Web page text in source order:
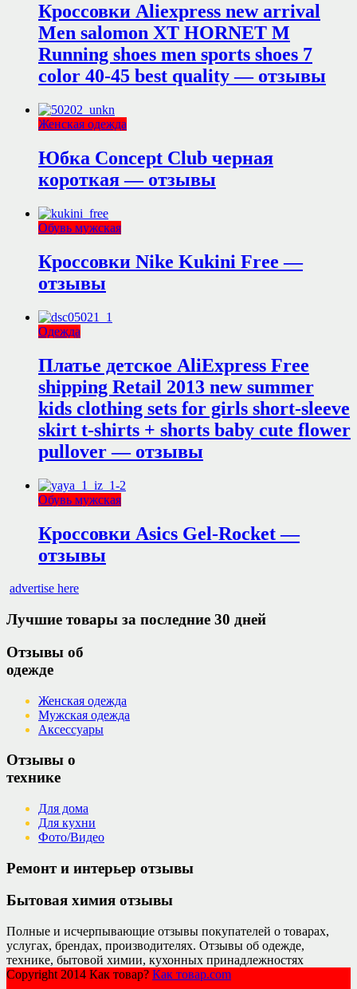
Кроссовки Aliexpress new arrival
Men salomon XT HORNET M
Running shoes men sports shoes 7
color 40-45 best quality — отзывы
Женская одежда
Юбка Concept Club черная
короткая — отзывы
Обувь мужская
Кроссовки Nike Kukini Free —
отзывы
Одежда
Платье детское AliExpress Free
shipping Retail 2013 new summer
kids clothing sets for girls short-sleeve
skirt t-shirts + shorts baby cute flower
pullover — отзывы
Обувь мужская
Кроссовки Asics Gel-Rocket —
отзывы
advertise here
Лучшие товары за последние 30 дней
Отзывы об
одежде
Женская одежда
Мужская одежда
Аксессуары
Отзывы о
технике
Для дома
Для кухни
Фото/Видео
Ремонт и интерьер отзывы
Бытовая химия отзывы
Полные и исчерпывающие отзывы покупателей о товарах,
услугах, брендах, производителях. Отзывы об одежде,
технике, бытовой химии, кухонных принадлежностях
Copyright 2014 Как товар? Как товар.com